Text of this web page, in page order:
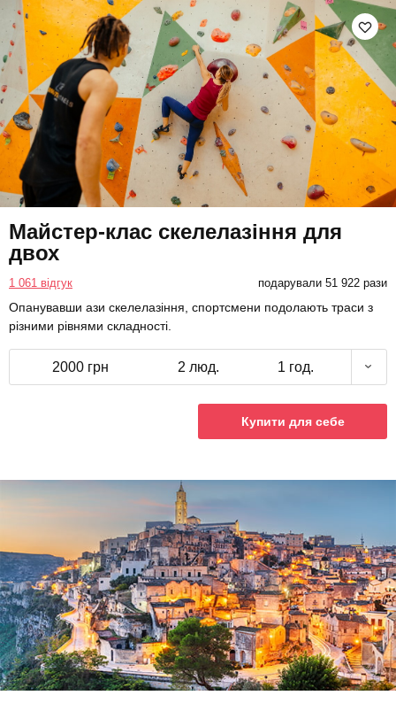
Майстер-клас скелелазіння для
двох
1 061 відгук подарували 51 922 рази
Опанувавши ази скелелазіння, спортсмени подолають траси з
різними рівнями складності.
2000 грн 2 люд. 1 год.
Купити для себе